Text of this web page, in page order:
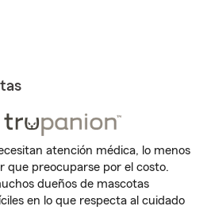
atención médica, lo menos
que preocuparse por el costo.
dueños de mascotas
en lo que respecta al cuidado